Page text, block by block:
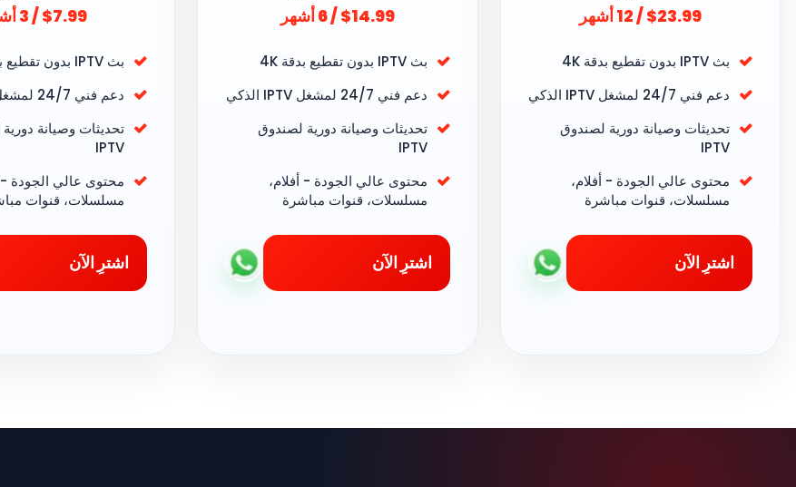
$7.99 / 3 أشهر
بث IPTV بدون تقطيع بدقة 4K
دعم فني 24/7 لمشغل IPTV الذكي
تحديثات وصيانة
IPTV
محتوى عالي الجودة -
مسلسلات، قنوات
اشترِ الآن
$14.99 / 6 أشهر
بث IPTV بدون تقطيع بدقة 4K
دعم فني 24/7 لمشغل IPTV الذكي
تحديثات وصيانة دورية لصندوق
IPTV
محتوى عالي الجودة - أفلام،
مسلسلات، قنوات مباشرة
اشترِ الآن
$23.99 / 12 أشهر
بث IPTV بدون تقطيع بدقة 4K
دعم فني 24/7 لمشغل IPTV الذكي
تحديثات وصيانة دورية لصندوق
IPTV
محتوى عالي الجودة - أفلام،
مسلسلات، قنوات مباشرة
اشترِ الآن